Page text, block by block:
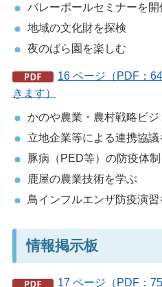
バレーボールセミナーを開
地域の文化財を探検
夜のばら園を楽しむ
16 ページ（PDF：
きます）
かのや農業・農村戦略ビ
立地企業等による連携協議
豚病（PED等）の防疫体
鹿屋の農業技術を学ぶ
鳥インフルエンザ防疫演習
情報掲示板
17 ページ（PDF：